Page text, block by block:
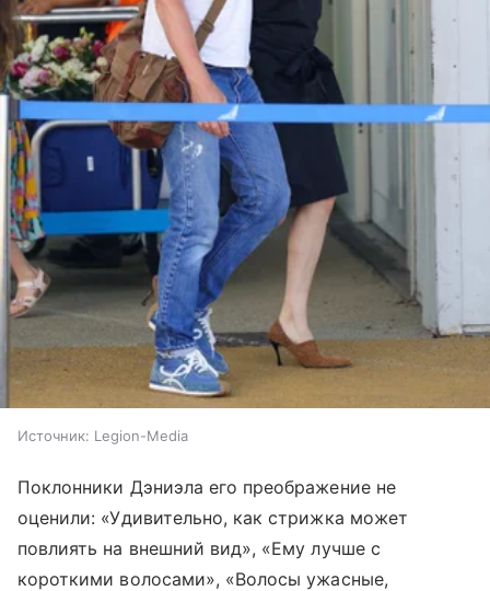
Источник: Legion-Media
Поклонники Дэниэла его преображение не
оценили: «Удивительно, как стрижка может
повлиять на внешний вид», «Ему лучше с
короткими волосами», «Волосы ужасные,